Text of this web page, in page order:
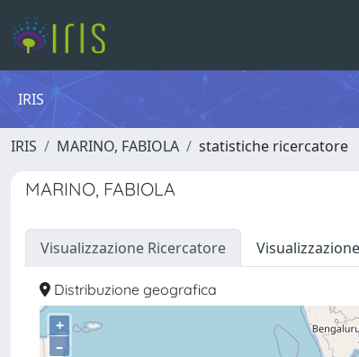
IRIS
IRIS MARINO, FABIOLA statistiche ricercatore
MARINO, FABIOLA
Visualizzazione Ricercatore
Distribuzione geografica
+
–